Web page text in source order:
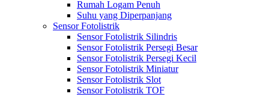
Rumah Logam Penuh
Suhu yang Diperpanjang
Sensor Fotolistrik
Sensor Fotolistrik Silindris
Sensor Fotolistrik Persegi Besar
Sensor Fotolistrik Persegi Kecil
Sensor Fotolistrik Miniatur
Sensor Fotolistrik Slot
Sensor Fotolistrik TOF